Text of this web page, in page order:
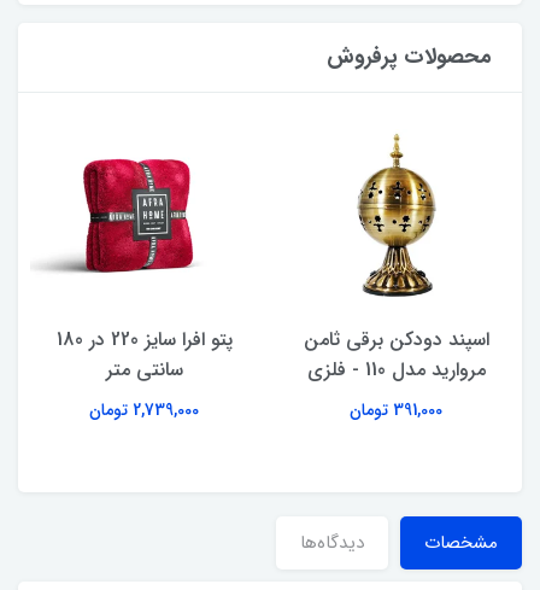
محصولات پرفروش
اسپند دودکن برقی ثامن
مروارید مدل 110 - فلزی
391,000 تومان
پتو افرا سایز 220 در 180
سانتی متر
2,739,000 تومان
مشخصات دیدگاه‌ها